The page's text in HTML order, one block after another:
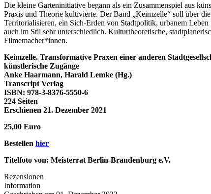
Die kleine Garteninitiative begann als ein Zusammenspiel aus
Praxis und Theorie kultivierte. Der Band „Keimzelle“ soll über
Territorialisieren, ein Sich-Erden von Stadtpolitik, urbanem
auch im Stil sehr unterschiedlich. Kulturtheoretische,
Filmemacher*innen.
Keimzelle. Transformative Praxen einer anderen
künstlerische Zugänge
Anke Haarmann, Harald Lemke (Hg.)
Transcript Verlag
ISBN: 978-3-8376-5550-6
224 Seiten
Erschienen 21. Dezember 2021
25,00 Euro
Bestellen hier
Titelfoto von: Meisterrat Berlin-Brandenburg e.V.
Rezensionen
Information